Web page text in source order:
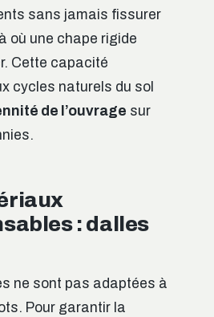
sans jamais fissurer
où une chape rigide
Cette capacité
cycles naturels du sol
de l’ouvrage sur
: dalles
ne sont pas adaptées à
Pour garantir la